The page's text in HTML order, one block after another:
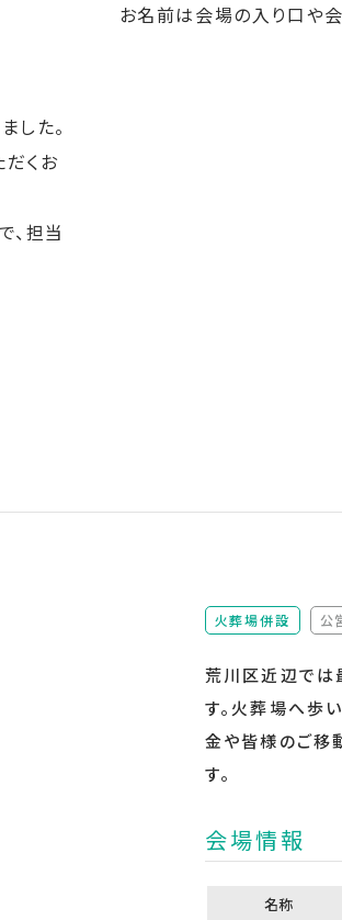
お名前は会場の入り口や
した。
くお
、担当
火葬場併設 公
荒川区近辺では
す。火葬場へ歩
金や皆様のご移
す。
会場情報
名称